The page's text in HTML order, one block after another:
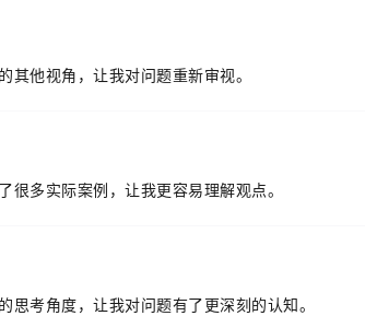
其他视角，让我对问题重新审视。
很多实际案例，让我更容易理解观点。
思考角度，让我对问题有了更深刻的认知。